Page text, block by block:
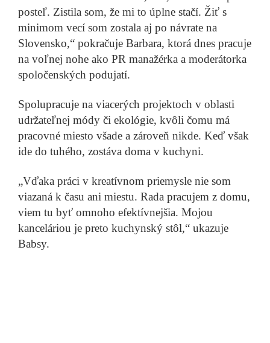
Tibor Tóth
Večer bola voda pitná, ráno už nie. Ako sa zmenil život
ľudom na Žitnom ostrove Prečítať príbeh
Petra Illeová Vyrába koláče pre celiatikov. Najobľúbenejšie zákusky
vás prekvapia Prečítať príbeh
posteľ. Zistila som, že mi to úplne stačí. Žiť s
minimom vecí som zostala aj po návrate na
Slovensko,“ pokračuje Barbara, ktorá dnes pracuje
na voľnej nohe ako PR manažérka a moderátorka
spoločenských podujatí.
Spolupracuje na viacerých projektoch v oblasti
udržateľnej módy či ekológie, kvôli čomu má
pracovné miesto všade a zároveň nikde. Keď však
ide do tuhého, zostáva doma v kuchyni.
„Vďaka práci v kreatívnom priemysle nie som
viazaná k času ani miestu. Rada pracujem z domu,
viem tu byť omnoho efektívnejšia. Mojou
kanceláriou je preto kuchynský stôl,“ ukazuje
Babsy.